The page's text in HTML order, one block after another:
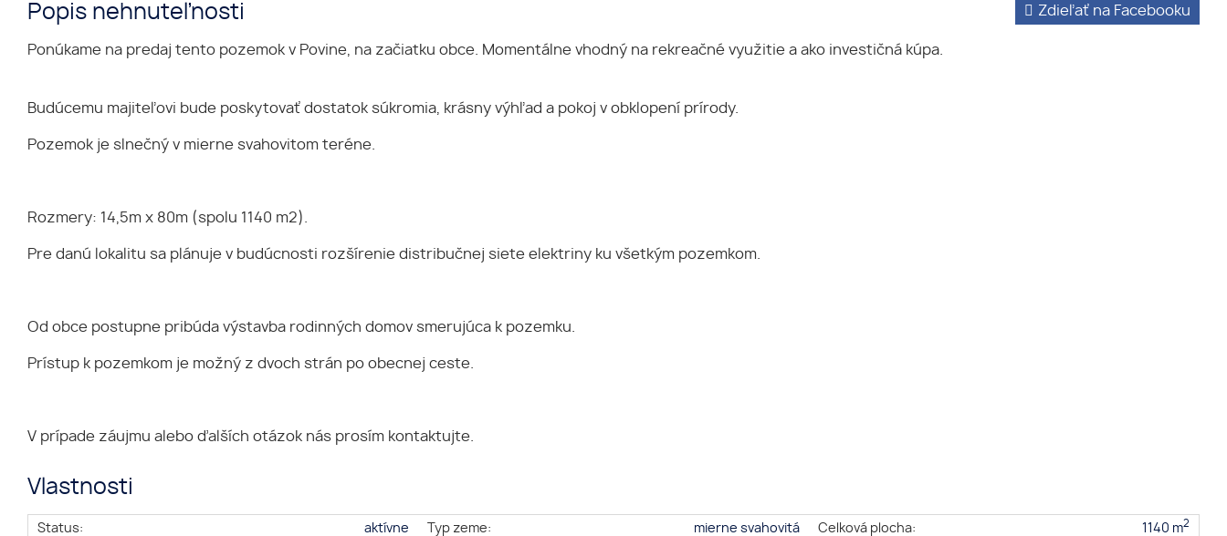
Popis nehnuteľnosti Zdieľať na Facebooku
Ponúkame na predaj tento pozemok v Povine, na začiatku obce. Momentálne vhodný na rekreačné využitie a ako investičná kúpa.
Budúcemu majiteľovi bude poskytovať dostatok súkromia, krásny výhľad a pokoj v obklopení prírody.
Pozemok je slnečný v mierne svahovitom teréne.
Rozmery: 14,5m x 80m (spolu 1140 m2).
Pre danú lokalitu sa plánuje v budúcnosti rozšírenie distribučnej siete elektriny ku všetkým pozemkom.
Od obce postupne pribúda výstavba rodinných domov smerujúca k pozemku.
Prístup k pozemkom je možný z dvoch strán po obecnej ceste.
V prípade záujmu alebo ďalších otázok nás prosím kontaktujte.
Vlastnosti
Status:
aktívne
Typ zeme:
mierne svahovitá
Celková plocha: 1140 m2